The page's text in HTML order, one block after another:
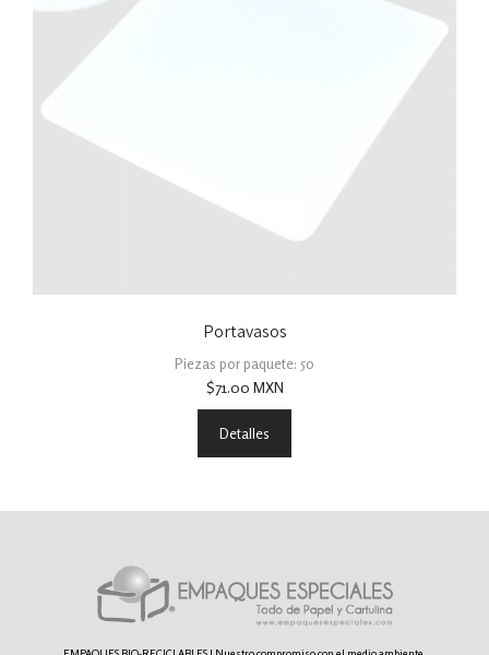
Portavasos
Piezas por paquete: 50
$71.00 MXN
Detalles
EMPAQUES BIO-RECICLABLES | Nuestro compromiso con el medio ambiente.